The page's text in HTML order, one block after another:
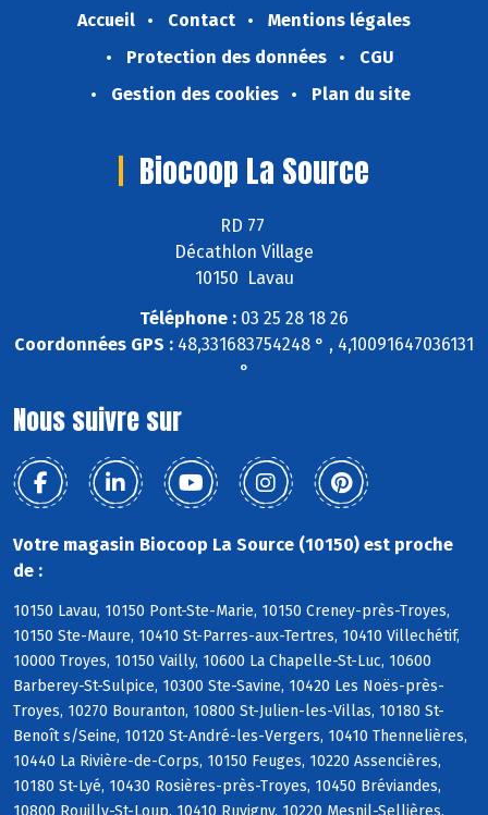
Accueil Contact
Mentions légales
Protection des données
CGU
Gestion des cookies
Plan du site
Biocoop La Source
RD 77
Décathlon Village
10150 Lavau
Téléphone : 03 25 28 18 26
Coordonnées GPS : 48,331683754248 ° , 4,10091647036131
°
Nous suivre sur
Votre magasin Biocoop La Source (10150) est proche
de :
10150 Lavau, 10150 Pont-Ste-Marie, 10150 Creney-près-Troyes,
10150 Ste-Maure, 10410 St-Parres-aux-Tertres, 10410 Villechétif,
10000 Troyes, 10150 Vailly, 10600 La Chapelle-St-Luc, 10600
Barberey-St-Sulpice, 10300 Ste-Savine, 10420 Les Noës-près-
Troyes, 10270 Bouranton, 10800 St-Julien-les-Villas, 10180 St-
Benoît s/Seine, 10120 St-André-les-Vergers, 10410 Thennelières,
10440 La Rivière-de-Corps, 10150 Feuges, 10220 Assencières,
10180 St-Lyé, 10430 Rosières-près-Troyes, 10450 Bréviandes,
10800 Rouilly-St-Loup, 10410 Ruvigny, 10220 Mesnil-Sellières,